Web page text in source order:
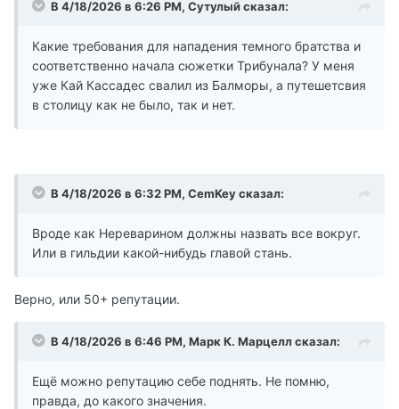
В 4/18/2026 в 6:26 PM, Сутулыйсказал:
Какие требования для нападения темного братства и
соответственно начала сюжетки Трибунала? У меня
уже Кай Кассадес свалил из Балморы, а путешетсвия
в столицу как не было, так и нет.
В 4/18/2026 в 6:32 PM, CemKeyсказал:
Вроде как Нереварином должны назвать все вокруг.
Или в гильдии какой-нибудь главой стань.
Верно, или 50+ репутации.
В 4/18/2026 в 6:46 PM, Марк К. Марцелл сказал:
Ещё можно репутацию себе поднять. Не помню,
правда, до какого значения.